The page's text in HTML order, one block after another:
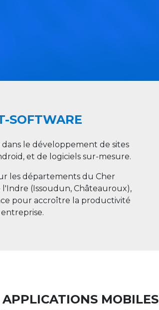
SOFTWARE
le développement de sites
et de logiciels sur-mesure.
les départements du Cher
(Issoudun, Châteauroux),
pour accroître la productivité
APPLICATIONS MOBILES